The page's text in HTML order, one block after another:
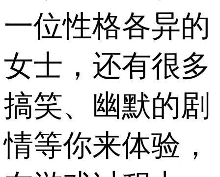
一位性格各异的
女士，还有很多
搞笑、幽默的剧
情等你来体验，